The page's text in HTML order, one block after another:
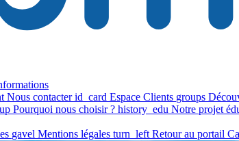
Nous contacter id_card Espace Clients groups
Pourquoi nous choisir ? history_edu Notre projet
gavel Mentions légales turn_left Retour au portail